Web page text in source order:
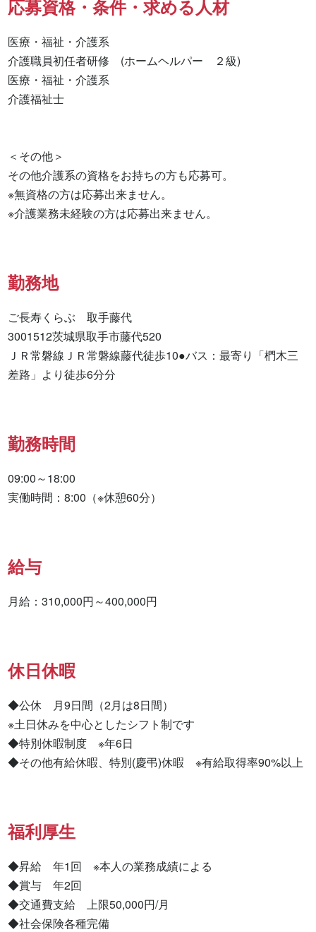
応募資格・条件・求める人材
医療・福祉・介護系
介護職員初任者研修　(ホームヘルパー　２級)
医療・福祉・介護系
介護福祉士
＜その他＞
その他介護系の資格をお持ちの方も応募可。
※無資格の方は応募出来ません。
※介護業務未経験の方は応募出来ません。
勤務地
ご長寿くらぶ　取手藤代
3001512茨城県取手市藤代520
ＪＲ常磐線ＪＲ常磐線藤代徒歩10●バス：最寄り「椚木三
差路」より徒歩6分分
勤務時間
09:00～18:00
実働時間：8:00（※休憩60分）
給与
月給：310,000円～400,000円
休日休暇
◆公休　月9日間（2月は8日間）
※土日休みを中心としたシフト制です
◆特別休暇制度　※年6日
◆その他有給休暇、特別(慶弔)休暇　※有給取得率90%以上
福利厚生
◆昇給　年1回　※本人の業務成績による
◆賞与　年2回
◆交通費支給　上限50,000円/月
◆社会保険各種完備